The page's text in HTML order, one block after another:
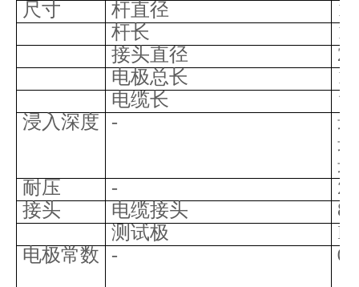
尺寸
杆直径
杆长
接头直径
电极总长
电缆长
浸入深度 -
耐压
- 2
接头
电缆接头 8
测试极
IP
电极常数
-